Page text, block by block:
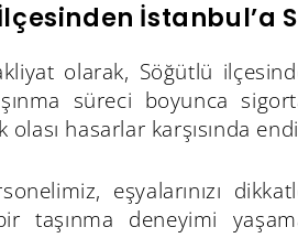
İstanbul’a
olarak, Söğütlü
süreci boyunca
olası hasarlar karşısında
eşyalarınızı
taşınma deneyimi